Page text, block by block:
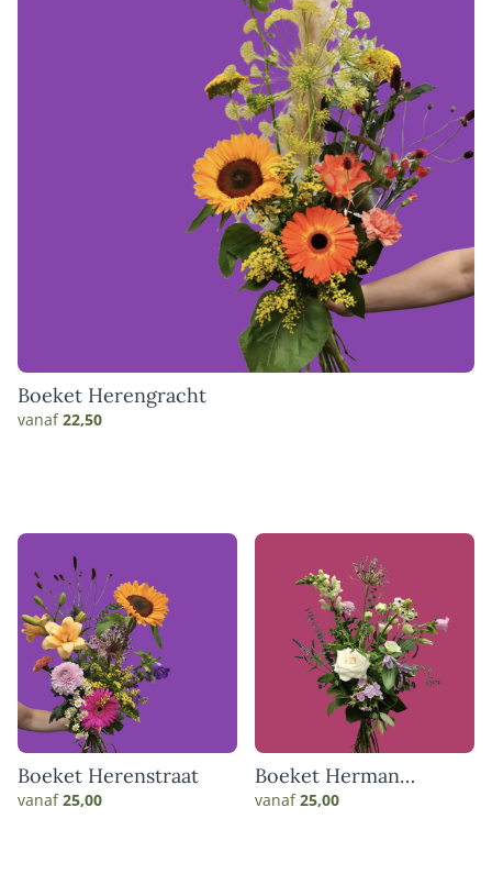
Boeket Herengracht
vanaf22,50
Boeket Herenstraat
vanaf25,00
Boeket Herman
Boerhaave
vanaf25,00